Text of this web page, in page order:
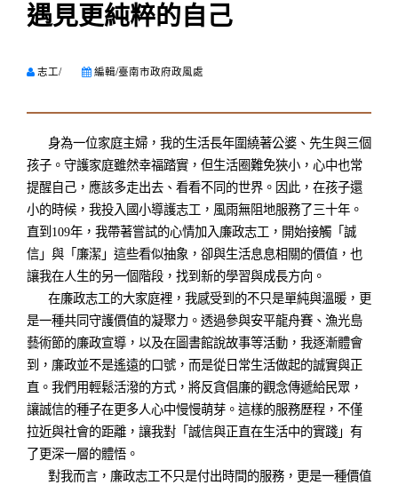
遇見更純粹的自己
志工/ 編輯/臺南市政府政風處
身為一位家庭主婦，我的生活長年圍繞著公婆、先生與三個
孩子。守護家庭雖然幸福踏實，但生活圈難免狹小，心中也常
提醒自己，應該多走出去、看看不同的世界。因此，在孩子還
小的時候，我投入國小導護志工，風雨無阻地服務了三十年。
直到109年，我帶著嘗試的心情加入廉政志工，開始接觸「誠
信」與「廉潔」這些看似抽象，卻與生活息息相關的價值，也
讓我在人生的另一個階段，找到新的學習與成長方向。
在廉政志工的大家庭裡，我感受到的不只是單純與溫暖，更
是一種共同守護價值的凝聚力。透過參與安平龍舟賽、漁光島
藝術節的廉政宣導，以及在圖書館說故事等活動，我逐漸體會
到，廉政並不是遙遠的口號，而是從日常生活做起的誠實與正
直。我們用輕鬆活潑的方式，將反貪倡廉的觀念傳遞給民眾，
讓誠信的種子在更多人心中慢慢萌芽。這樣的服務歷程，不僅
拉近與社會的距離，讓我對「誠信與正直在生活中的實踐」有
了更深一層的體悟。
對我而言，廉政志工不只是付出時間的服務，更是一種價值